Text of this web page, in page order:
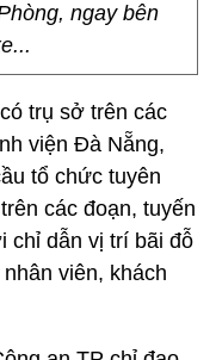
ngay bên
trụ sở trên các
viện Đà Nẵng,
tổ chức tuyên
các đoạn, tuyến
chỉ dẫn vị trí bãi đỗ
viên, khách